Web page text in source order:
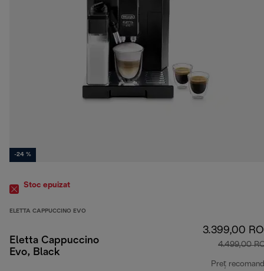
-24 %
Stoc epuizat
ELETTA CAPPUCCINO EVO
Eletta Cappuccino
Evo, Black
3.399,00
4.499,00
Preț